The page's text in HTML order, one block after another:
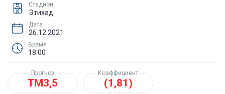
Стадион
Этихад
Дата
26.12.2021
Время
18:00
Прогноз
ТМ3,5
Коэффициент
(1,81)